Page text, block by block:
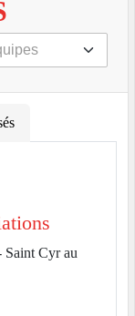
Saint Cyr au